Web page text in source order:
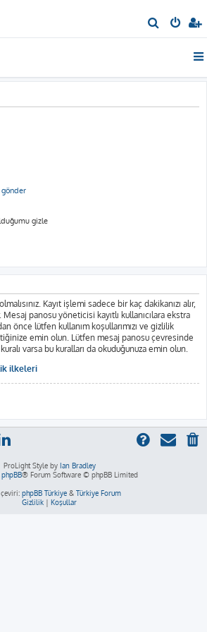
r
gönder
gizle
Kayıt işlemi sadece bir kaç dakikanızı alır,
panosu yöneticisi kayıtlı kullanıcılara ekstra
önce lütfen kullanım koşullarımızı ve gizlilik
emin olun. Lütfen mesaj panosu çevresinde
varsa bu kuralları da okuduğunuza emin olun.
ilkeleri
ProLight Style by Ian Bradley
phpBB® Forum Software © phpBB Limited
çeviri: phpBB Türkiye& Türkiye Forum
Gizlilik | Koşullar